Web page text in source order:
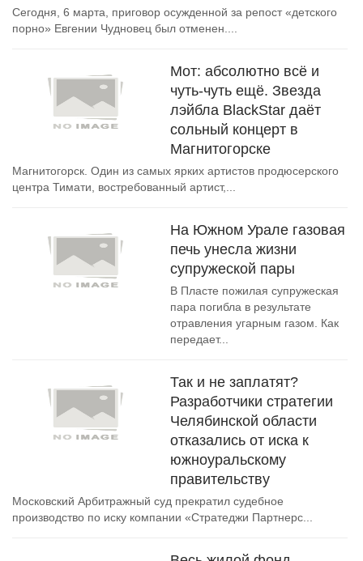
Сегодня, 6 марта, приговор осужденной за репост «детского
порно» Евгении Чудновец был отменен....
Мот: абсолютно всё и
чуть-чуть ещё. Звезда
лэйбла BlackStar даёт
сольный концерт в
Магнитогорске
Магнитогорск. Один из самых ярких артистов продюсерского
центра Тимати, востребованный артист,...
На Южном Урале газовая
печь унесла жизни
супружеской пары
В Пласте пожилая супружеская
пара погибла в результате
отравления угарным газом. Как
передает...
Так и не заплатят?
Разработчики стратегии
Челябинской области
отказались от иска к
южноуральскому
правительству
Московский Арбитражный суд прекратил судебное
производство по иску компании «Стратеджи Партнерс...